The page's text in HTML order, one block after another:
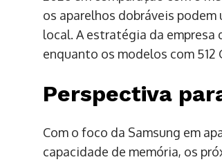
os aparelhos dobráveis
local. A estratégia da empresa
enquanto os modelos com 512
Perspectiva
Com o foco da Samsung em
capacidade de memória, os